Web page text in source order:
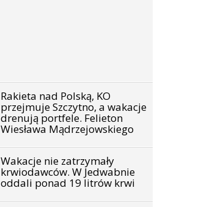
Rakieta nad Polską, KO
przejmuje Szczytno, a wakacje
drenują portfele. Felieton
Wiesława Mądrzejowskiego
Wakacje nie zatrzymały
krwiodawców. W Jedwabnie
oddali ponad 19 litrów krwi